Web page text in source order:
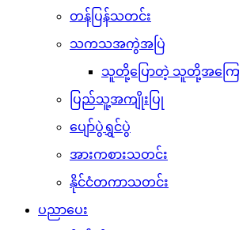
တန်ပြန်သတင်း
သကသအကွဲအပြဲ
သူတို့ပြောတဲ့ သူတို့အကြေ
ပြည်သူ့အကျိုးပြု
ပျော်ပွဲရွှင်ပွဲ
အားကစားသတင်း
နိုင်ငံတကာသတင်း
ပညာပေး